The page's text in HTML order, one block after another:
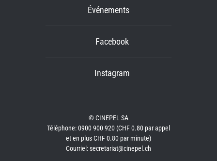
Événements
Facebook
Instagram
© CINEPEL SA
Téléphone: 0900 900 920 (CHF 0.80 par appel
et en plus CHF 0.80 par minute)
Courriel: secretariat@cinepel.ch